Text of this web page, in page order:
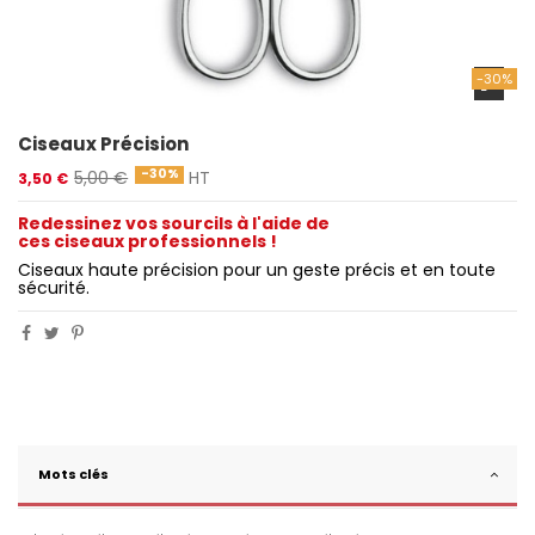
-30%
Ciseaux Précision
3,50 € 5,00 € -30% HT
Redessinez vos sourcils à l'aide de
ces ciseaux professionnels !
Ciseaux haute précision pour un geste précis et en toute
sécurité.
Mots clés